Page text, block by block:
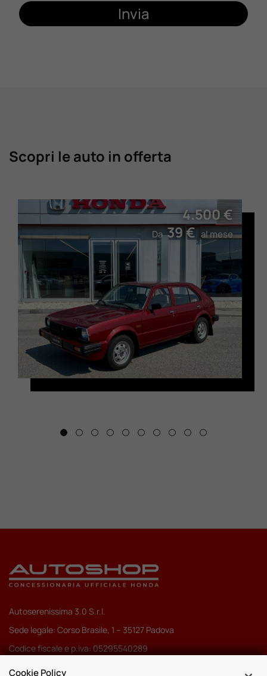
Invia
Scopri le auto in offerta
4.500 €
Da39 €al mese
Autoserenissima 3.0 S.r.l.
Sede legale: Corso Brasile, 1 – 35127 Padova
Codice fiscale e p.iva: 05295540289
Pec:autoserenissima3.0srl@legalmail.it
Cookie Policy